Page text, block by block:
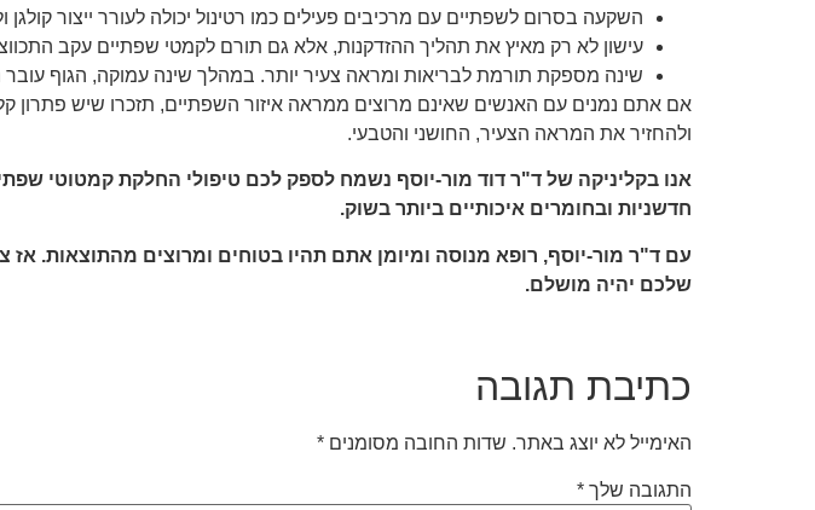
השקעה בסרום לשפתיים עם מרכיבים פעילים כמו רטינול יכולה לעורר ייצור קולגן
עישון לא רק מאיץ את תהליך ההזדקנות, אלא גם תורם לקמטי שפתיים עקב
שינה מספקת תורמת לבריאות ומראה צעיר יותר. במהלך שינה עמוקה, הגוף עובר
אם אתם נמנים עם האנשים שאינם מרוצים ממראה איזור השפתיים, תזכרו שיש פתרון
ולהחזיר את המראה הצעיר, החושני והטבעי.
אנו בקליניקה של ד"ר דוד מור-יוסף נשמח לספק לכם טיפולי החלקת קמטוטי
חדשניות ובחומרים איכותיים ביותר בשוק.
עם ד"ר מור-יוסף, רופא מנוסה ומיומן אתם תהיו בטוחים ומרוצים מהתוצאות.
שלכם יהיה מושלם.
כתיבת תגובה
האימייל לא יוצג באתר. שדות החובה מסומנים *
התגובה שלך *